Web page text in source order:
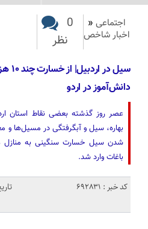
اجتماعی «
اخبار شاخص
0
نظر
دانش‌آموز در اردو
عصر روز گذشته بعضی نقاط استان
بهاره، سیل و آبگرفتگی در مسیل‌ها و
شدن سیل خسارت سنگینی به منازل
باغات وارد شد.
کد خبر : 692831